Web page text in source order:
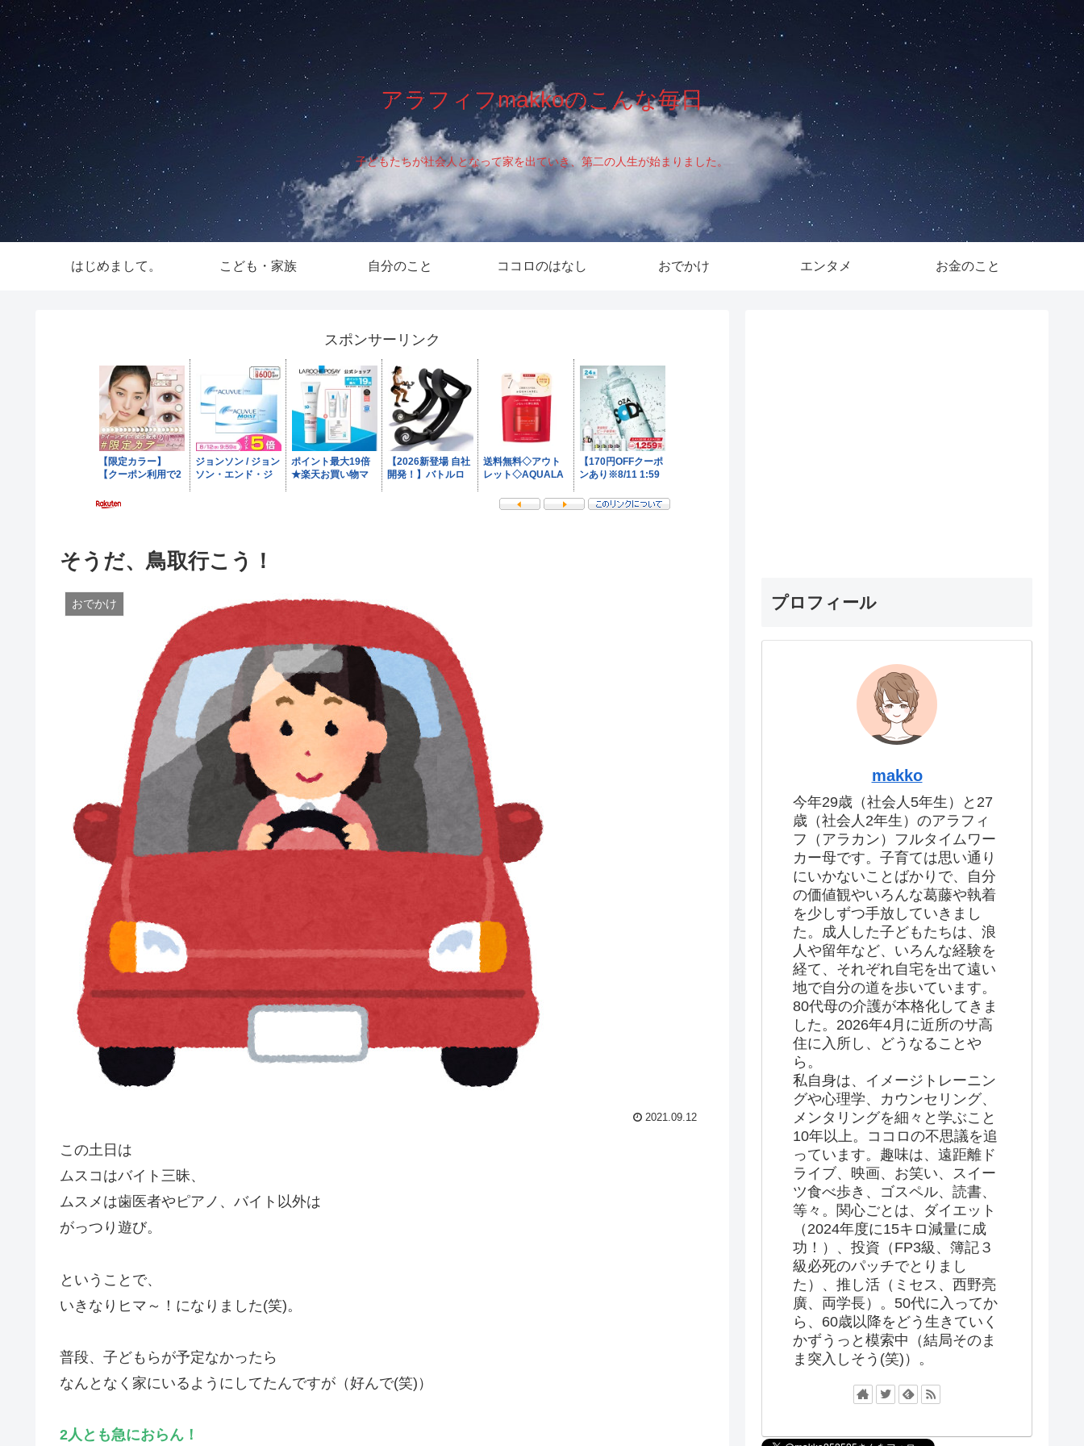
アラフィフmakkoのこんな毎日
子どもたちが社会人となって家を出ていき、第二の人生が始まりました。
はじめまして。 こども・家族 自分のこと ココロのはなし おでかけ エンタメ お金のこと
スポンサーリンク
そうだ、鳥取行こう！
おでかけ
2021.09.12
この土日は
ムスコはバイト三昧、
ムスメは歯医者やピアノ、バイト以外は
がっつり遊び。
ということで、
いきなりヒマ～！になりました(笑)。
普段、子どもらが予定なかったら
なんとなく家にいるようにしてたんですが（好んで(笑)）
2人とも急におらん！
プロフィール
makko
今年29歳（社会人5年生）と27
歳（社会人2年生）のアラフィ
フ（アラカン）フルタイムワー
カー母です。子育ては思い通り
にいかないことばかりで、自分
の価値観やいろんな葛藤や執着
を少しずつ手放していきまし
た。成人した子どもたちは、浪
人や留年など、いろんな経験を
経て、それぞれ自宅を出て遠い
地で自分の道を歩いています。
80代母の介護が本格化してきま
した。2026年4月に近所のサ高
住に入所し、どうなることや
ら。
私自身は、イメージトレーニン
グや心理学、カウンセリング、
メンタリングを細々と学ぶこと
10年以上。ココロの不思議を追
っています。趣味は、遠距離ド
ライブ、映画、お笑い、スイー
ツ食べ歩き、ゴスペル、読書、
等々。関心ごとは、ダイエット
（2024年度に15キロ減量に成
功！）、投資（FP3級、簿記３
級必死のパッチでとりまし
た）、推し活（ミセス、西野亮
廣、両学長）。50代に入ってか
ら、60歳以降をどう生きていく
かずうっと模索中（結局そのま
ま突入しそう(笑)）。